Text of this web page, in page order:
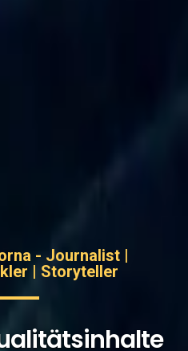
- Journalist |
| Storyteller